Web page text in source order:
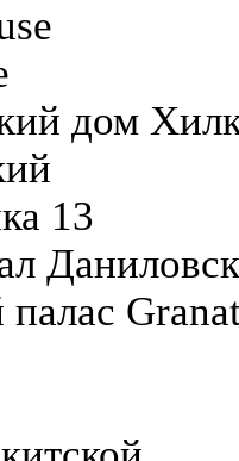
дом
13